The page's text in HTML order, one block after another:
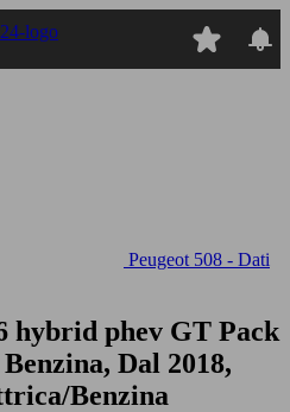
Peugeot 508 - Dati
hybrid phev GT Pack
Dal 2018,
Benzina